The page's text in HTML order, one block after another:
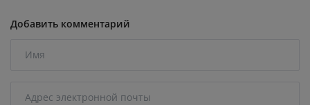
Добавить комментарий